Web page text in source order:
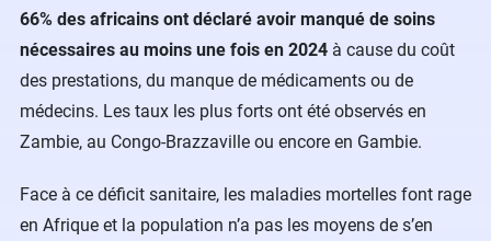
66% des africains ont déclaré avoir manqué de soins
nécessaires au moins une fois en 2024 à cause du coût
des prestations, du manque de médicaments ou de
médecins. Les taux les plus forts ont été observés en
Zambie, au Congo-Brazzaville ou encore en Gambie.
Face à ce déficit sanitaire, les maladies mortelles font rage
en Afrique et la population n’a pas les moyens de s’en